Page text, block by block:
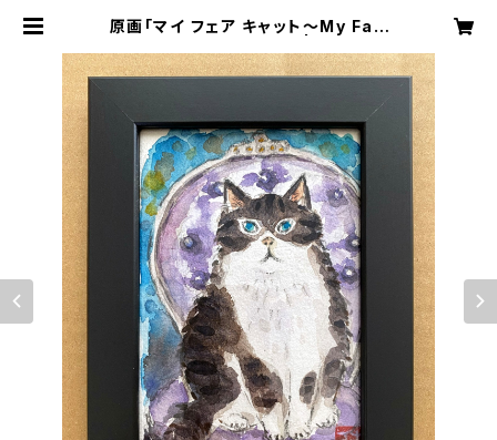
原画「マイ フェア キャット〜My Fair
d Of Blue 猫や透明堂